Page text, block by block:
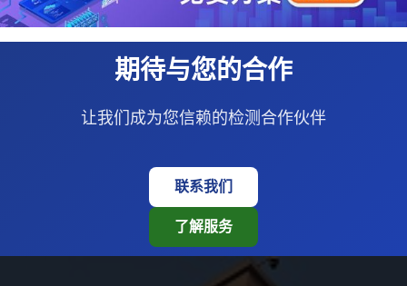
期待与您的合作
让我们成为您信赖的检测合作伙伴
联系我们
了解服务